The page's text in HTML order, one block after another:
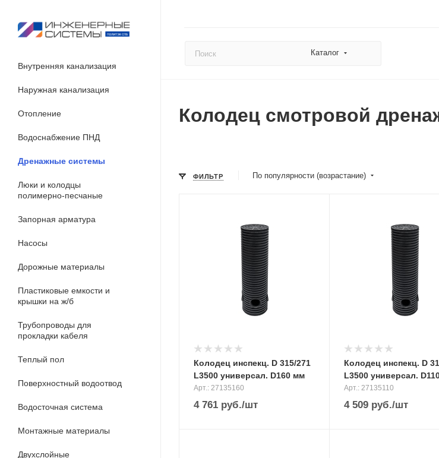
Каталог
Внутренняя канализация
Наружная канализация
Отопление
Водоснабжение ПНД
Дренажные системы
Люки и колодцы
полимерно-песчаные
Запорная арматура
Насосы
Дорожные материалы
Пластиковые емкости и
крышки на ж/б
Трубопроводы для
прокладки кабеля
Теплый пол
Поверхностный водоотвод
Водосточная система
Монтажные материалы
Двухслойные
Колодец смотровой
ФИЛЬТР По популярности (возрастание)
Колодец инспекц. D 315/271
L3500 универсал. D160 мм
Арт.: 27135160
4 761 руб./шт
Колодец инспекц. D
L3500 универсал.
Арт.: 27135110
4 509 руб./шт